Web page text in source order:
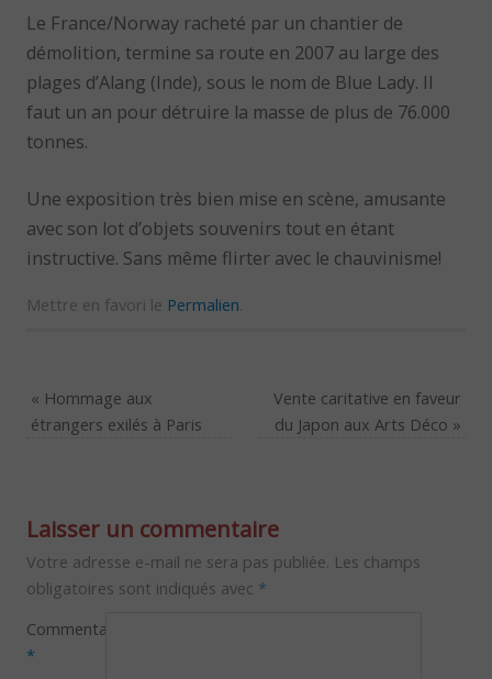
Le France/Norway racheté par un chantier de
démolition, termine sa route en 2007 au large des
plages d’Alang (Inde), sous le nom de Blue Lady. Il
faut un an pour détruire la masse de plus de 76.000
tonnes.
Une exposition très bien mise en scène, amusante
avec son lot d’objets souvenirs tout en étant
instructive. Sans même flirter avec le chauvinisme!
Mettre en favori le Permalien
« Hommage aux
étrangers exilés à Paris
Vente caritative en faveur
du Japon aux Arts Déco »
Laisser un commentaire
Votre adresse e-mail ne sera pas publiée. Les champs
obligatoires sont indiqués avec *
Commentaire
*